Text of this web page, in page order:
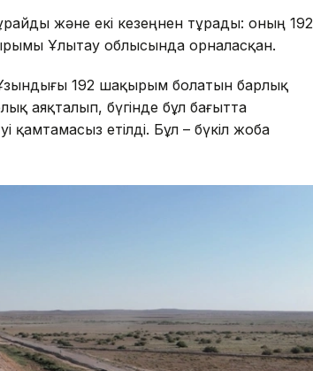
және екі кезеңнен тұрады: оның 192
Ұлытау облысында орналасқан.
192 шақырым болатын барлық
аяқталып, бүгінде бұл бағытта
қамтамасыз етілді. Бұл – бүкіл жоба